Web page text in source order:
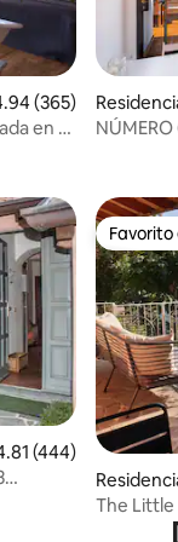
promedio:
(365)
en el
promedio:
(444)
The Little